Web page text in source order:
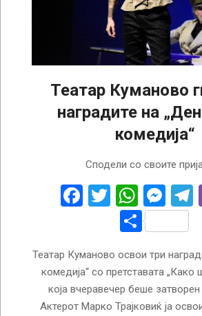
Театар Куманово
наградите на
комедија“
Сподели со своите
Facebook
Twitter
Share
Театар Куманово освои три
комедија“ со претставата „Како
која вчеравечер беше
Актерот Марко Трајковиќ ја